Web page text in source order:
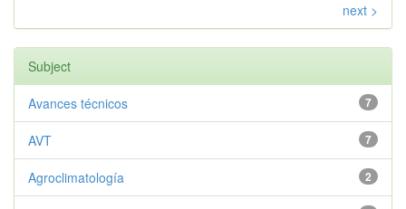
next >
Subject
7
Avances técnicos
7
AVT
2
Agroclimatología